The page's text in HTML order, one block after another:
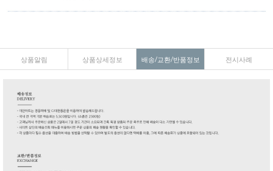
상품알림 상품상세정보 배송/교환/반품정보 전시사례